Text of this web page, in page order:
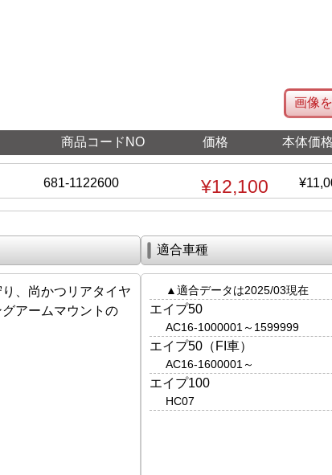
画像
商品コードNO 価格 本体価格
681-1122600 ¥12,100
、尚かつリアタイヤ
アームマウントの
適合車種
▲適合データは2025/03現在
エイプ50
AC16-1000001～1599999
エイプ50（FI車）
AC16-1600001～
エイプ100
HC07